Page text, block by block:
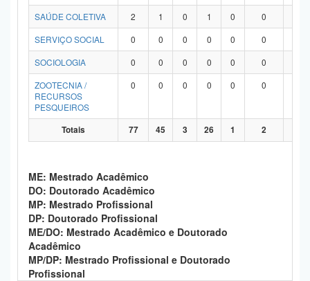
SAÚDE COLETIVA
2 1 0 1 0 0
SERVIÇO SOCIAL
0 0 0 0 0 0
SOCIOLOGIA
0 0 0 0 0 0
ZOOTECNIA /
RECURSOS
PESQUEIROS
0 0 0 0 0 0
Totais 77 45 3 26 1 2
ME: Mestrado Acadêmico
DO: Doutorado Acadêmico
MP: Mestrado Profissional
DP: Doutorado Profissional
ME/DO: Mestrado Acadêmico e Doutorado
Acadêmico
MP/DP: Mestrado Profissional e Doutorado
Profissional